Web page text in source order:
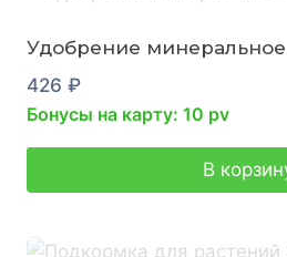
Удобрение минеральное
426 ₽
Бонусы на карту: 10 pv
В